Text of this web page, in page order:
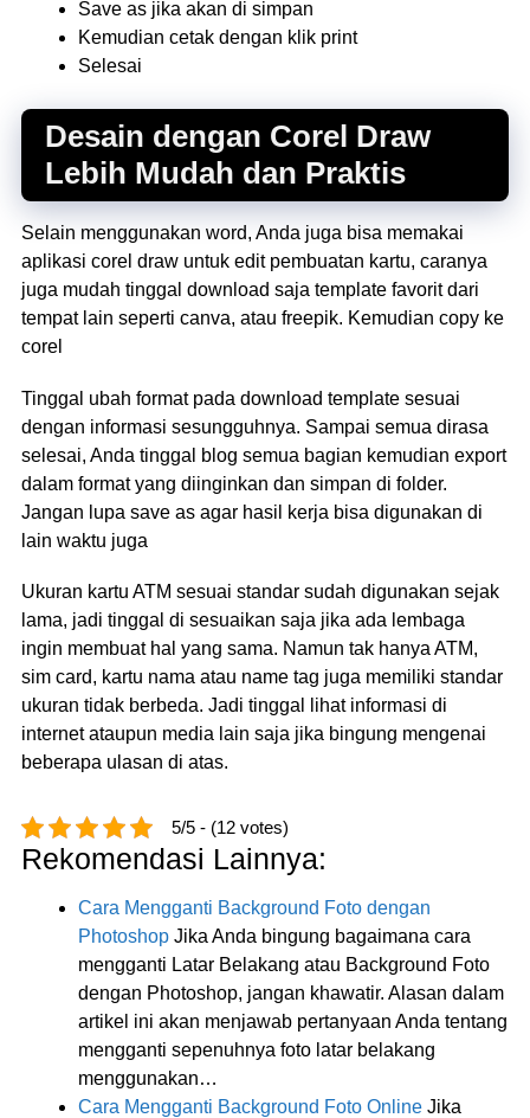
Save as jika akan di simpan
Kemudian cetak dengan klik print
Selesai
Desain dengan Corel Draw
Lebih Mudah dan Praktis
Selain menggunakan word, Anda juga bisa memakai
aplikasi corel draw untuk edit pembuatan kartu, caranya
juga mudah tinggal download saja template favorit dari
tempat lain seperti canva, atau freepik. Kemudian copy ke
corel
Tinggal ubah format pada download template sesuai
dengan informasi sesungguhnya. Sampai semua dirasa
selesai, Anda tinggal blog semua bagian kemudian export
dalam format yang diinginkan dan simpan di folder.
Jangan lupa save as agar hasil kerja bisa digunakan di
lain waktu juga
Ukuran kartu ATM sesuai standar sudah digunakan sejak
lama, jadi tinggal di sesuaikan saja jika ada lembaga
ingin membuat hal yang sama. Namun tak hanya ATM,
sim card, kartu nama atau name tag juga memiliki standar
ukuran tidak berbeda. Jadi tinggal lihat informasi di
internet ataupun media lain saja jika bingung mengenai
beberapa ulasan di atas.
5/5 - (12 votes)
Rekomendasi Lainnya:
Cara Mengganti Background Foto dengan
Photoshop Jika Anda bingung bagaimana cara
mengganti Latar Belakang atau Background Foto
dengan Photoshop, jangan khawatir. Alasan dalam
artikel ini akan menjawab pertanyaan Anda tentang
mengganti sepenuhnya foto latar belakang
menggunakan…
Cara Mengganti Background Foto Online Jika